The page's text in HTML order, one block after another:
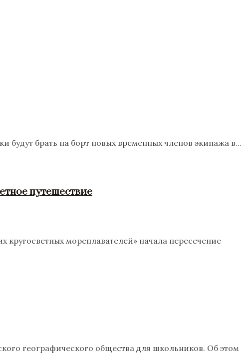
брать на борт новых временных членов экипажа в...
путешествие
кругосветных мореплавателей» начала пересечение
географического общества для школьников. Об этом